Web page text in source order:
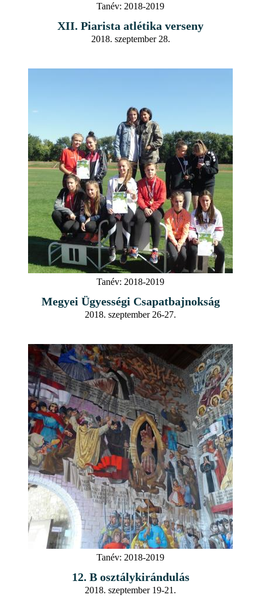
Tanév: 2018-2019
XII. Piarista atlétika verseny
2018. szeptember 28.
Tanév: 2018-2019
Megyei Ügyességi Csapatbajnokság
2018. szeptember 26-27.
Tanév: 2018-2019
12. B osztálykirándulás
2018. szeptember 19-21.